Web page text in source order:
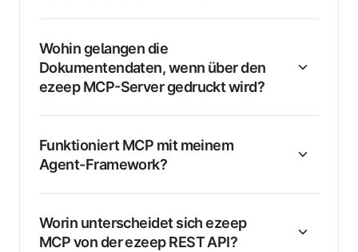
Wohin gelangen die
Dokumentendaten, wenn über den
ezeep MCP-Server gedruckt wird?
Funktioniert MCP mit meinem
Agent-Framework?
Worin unterscheidet sich ezeep
MCP von der ezeep REST API?